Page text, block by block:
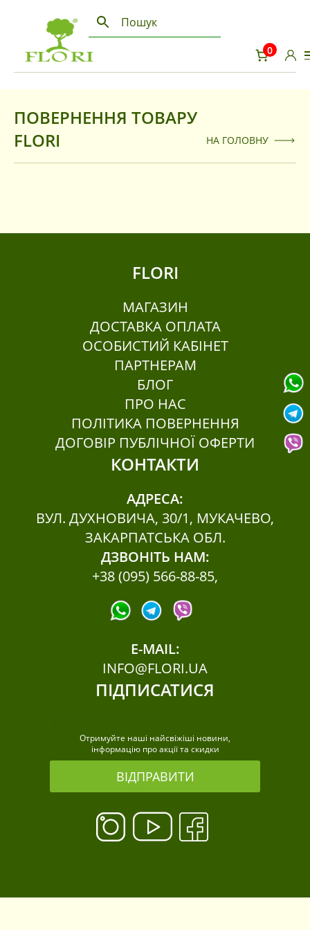
0
ПОВЕРНЕННЯ ТОВАРУ
FLORI
НА ГОЛОВНУ
ПІДПИСАТИСЯ
Отримуйте наші найсвіжіші новини,
інформацію про акції та скидки
ВІДПРАВИТИ
FLORI
МАГАЗИН
ДОСТАВКА ОПЛАТА
ОСОБИСТИЙ КАБІНЕТ
ПАРТНЕРАМ
БЛОГ
ПРО НАС
ПОЛІТИКА ПОВЕРНЕННЯ
ДОГОВІР ПУБЛІЧНОЇ ОФЕРТИ
КОНТАКТИ
АДРЕСА:
ВУЛ. ДУХНОВИЧА, 30/1, МУКАЧЕВО,
ЗАКАРПАТСЬКА ОБЛ.
ДЗВОНІТЬ НАМ:
+38 (095) 566-88-85,
E-MAIL:
INFO@FLORI.UA
Продовжити
Тільки покупці, які увійшли на сайт і вже
купили цей товар, можуть залишати